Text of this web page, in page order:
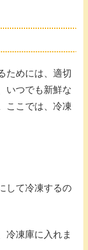
ためには、適切
いつでも新鮮な
ここでは、冷凍
して冷凍するの
冷凍庫に入れま